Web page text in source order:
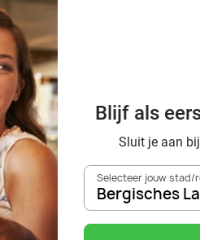
in
Blijf als
Sluit je aan
Selecteer jouw stad/
Bergisches